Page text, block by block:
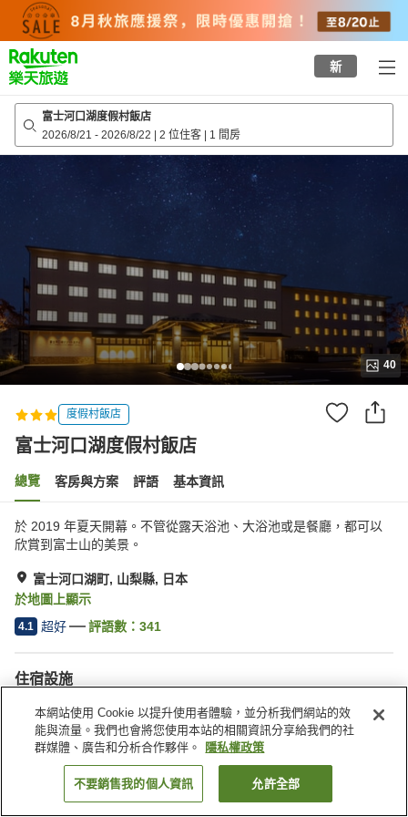
top
page
新
富士河口湖度假村飯店
2026/8/21 - 2026/8/22 | 2 位住客 | 1 間房
40
度假村飯店
富士河口湖度假村飯店
總覽 客房與方案 評語 基本資訊
於 2019 年夏天開幕。不管從露天浴池、大浴池或是餐廳，都可以
欣賞到富士山的美景。
富士河口湖町, 山梨縣, 日本
於地圖上顯示
4.1 超好 評語數： 341
住宿設施
停車場
Spa／美容沙龍
餐廳
自動販賣機
找客房
本網站使用 Cookie 以提升使用者體驗，並分析我們網站的效
能與流量。我們也會將您使用本站的相關資訊分享給我們的社
群媒體、廣告和分析合作夥伴。
隱私權政策
不要銷售我的個人資訊 允許全部